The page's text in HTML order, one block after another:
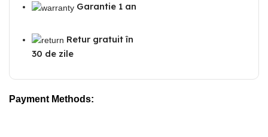
Garantie 1 an
Retur gratuit în
30 de zile
Payment Methods: